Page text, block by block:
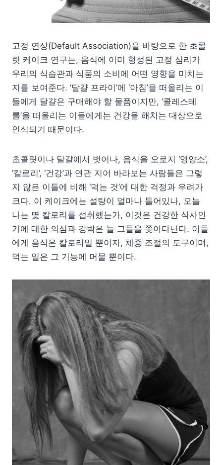
고정 연상(Default Association)을 바탕으로 한 초콜
릿 케이크 연구는, 음식에 이미 형성된 고정 심리가
우리의 식습관과 식품의 소비에 어떤 영향을 미치는
지를 보여준다. ‘달걀 프라이’에 ‘아침’을 떠올리는 이
들에게 달걀은 구매해야 할 물품이지만, ‘콜레스테
롤’을 떠올리는 이들에게는 건강을 해치는 대상으로
인식되기 때문이다.
초콜릿이나 달걀에서 벗어나, 음식을 오로지 ‘영양소’,
‘칼로리’, ‘건강’과 연관 지어 바라보는 사람들은 그렇
지 않은 이들에 비해 ‘먹는 것’에 대한 걱정과 우려가
크다. 이 케이크에는 설탕이 얼마나 들어있나, 오늘
나는 몇 칼로리를 섭취했는가, 이것은 건강한 식사인
가에 대한 의심과 강박은 늘 그들을 쫓아다닌다. 이들
에게 음식은 칼로리일 뿐이자, 체중 조절의 도구이며,
먹는 일은 그 기능에 머물 뿐이다.